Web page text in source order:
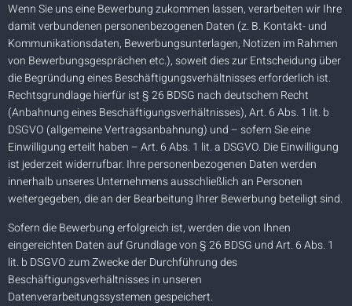
Wenn Sie uns eine Bewerbung zukommen lassen, verarbeiten wir Ihre
damit verbundenen personenbezogenen Daten (z. B. Kontakt- und
Kommunikationsdaten, Bewerbungsunterlagen, Notizen im Rahmen
von Bewerbungsgesprächen etc.), soweit dies zur Entscheidung über
die Begründung eines Beschäftigungsverhältnisses erforderlich ist.
Rechtsgrundlage hierfür ist § 26 BDSG nach deutschem Recht
(Anbahnung eines Beschäftigungsverhältnisses), Art. 6 Abs. 1 lit. b
DSGVO (allgemeine Vertragsanbahnung) und – sofern Sie eine
Einwilligung erteilt haben – Art. 6 Abs. 1 lit. a DSGVO. Die Einwilligung
ist jederzeit widerrufbar. Ihre personenbezogenen Daten werden
innerhalb unseres Unternehmens ausschließlich an Personen
weitergegeben, die an der Bearbeitung Ihrer Bewerbung beteiligt sind.
Sofern die Bewerbung erfolgreich ist, werden die von Ihnen
eingereichten Daten auf Grundlage von § 26 BDSG und Art. 6 Abs. 1
lit. b DSGVO zum Zwecke der Durchführung des
Beschäftigungsverhältnisses in unseren
Datenverarbeitungssystemen gespeichert.